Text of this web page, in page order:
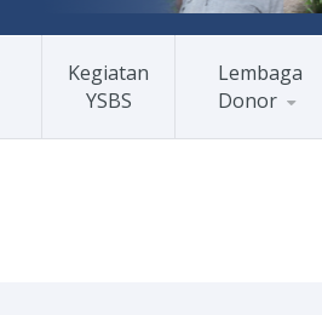
Kegiatan
YSBS
Lembaga
Donor